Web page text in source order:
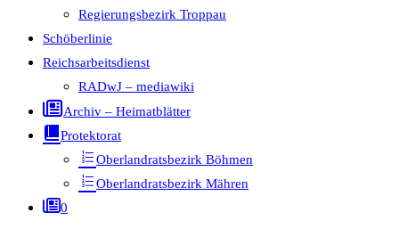
Regierungsbezirk Troppau
Schöberlinie
Reichsarbeitsdienst
RADwJ – mediawiki
Archiv – Heimatblätter
Protektorat
Oberlandratsbezirk Böhmen
Oberlandratsbezirk Mähren
0